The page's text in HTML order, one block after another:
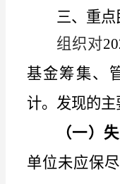
三、重
组织对
基金筹集、
计。发现的主
（一）
单位未应保